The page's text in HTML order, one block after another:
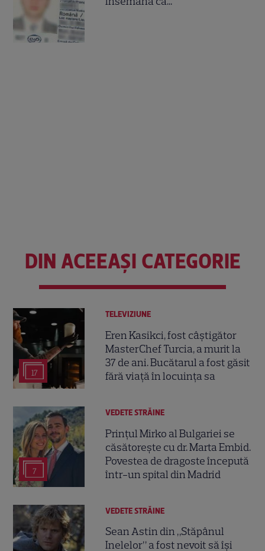
DIN ACEEAȘI CATEGORIE
17
TELEVIZIUNE
Eren Kasikci, fost câștigător
MasterChef Turcia, a murit la
37 de ani. Bucătarul a fost găsit
fără viață în locuința sa
7
VEDETE STRĂINE
Prințul Mirko al Bulgariei se
căsătorește cu dr. Marta Embid.
Povestea de dragoste începută
într-un spital din Madrid
VEDETE STRĂINE
Sean Astin din „Stăpânul
Inelelor” a fost nevoit să își